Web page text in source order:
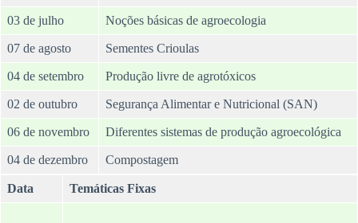
03 de julho Noções básicas de agroecologia
07 de agosto Sementes Crioulas
04 de setembro Produção livre de agrotóxicos
02 de outubro Segurança Alimentar e Nutricional (SAN)
06 de novembro Diferentes sistemas de produção agroecológica
04 de dezembro Compostagem
Data Temáticas Fixas